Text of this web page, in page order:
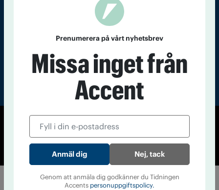
© Tidningen Accent 2026
Cookiepolicy
Personuppgiftspolicy
Prenumerera på vårt nyhetsbrev
Missa inget från
Accent
Nej, tack
Genom att anmäla dig godkänner du Tidningen
Accents personuppgiftspolicy.